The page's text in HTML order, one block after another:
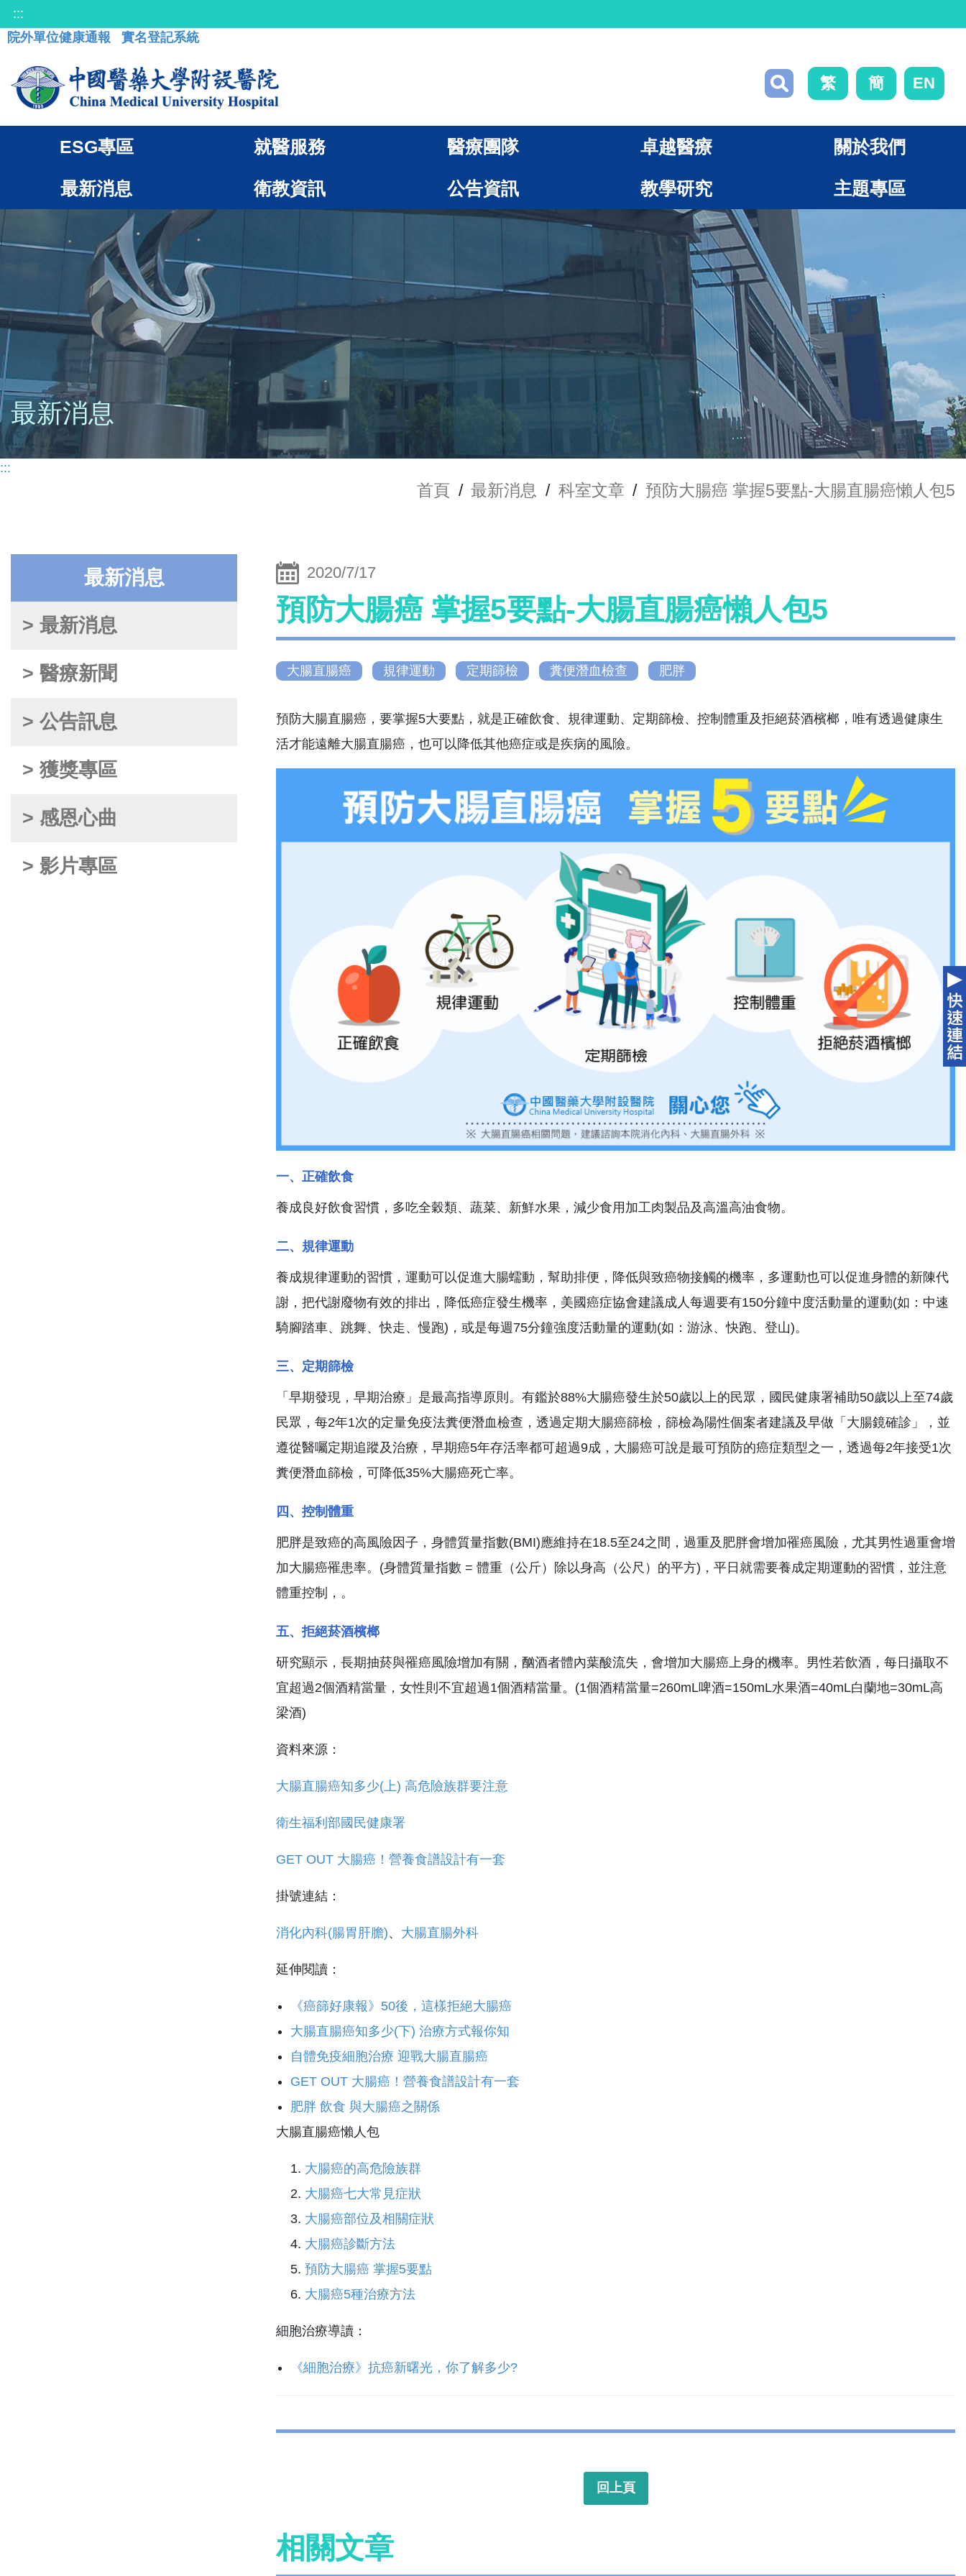
:::
院外單位健康通報
實名登記系統
繁 簡 EN
ESG專區 就醫服務 醫療團隊 卓越醫療 關於我們
最新消息 衛教資訊 公告資訊 教學研究 主題專區
最新消息
:::
首頁 / 最新消息 / 科室文章 / 預防大腸癌 掌握5要點-大腸直腸癌懶人包5
最新消息
> 最新消息
> 醫療新聞
> 公告訊息
> 獲獎專區
> 感恩心曲
> 影片專區
2020/7/17
預防大腸癌 掌握5要點-大腸直腸癌懶人包5
大腸直腸癌 規律運動 定期篩檢 糞便潛血檢查 肥胖
預防大腸直腸癌，要掌握5大要點，就是正確飲食、規律運動、定期篩檢、控制體重及拒絕菸酒檳榔，唯有透過健康生
活才能遠離大腸直腸癌，也可以降低其他癌症或是疾病的風險。
一、正確飲食
養成良好飲食習慣，多吃全穀類、蔬菜、新鮮水果，減少食用加工肉製品及高溫高油食物。
二、規律運動
養成規律運動的習慣，運動可以促進大腸蠕動，幫助排便，降低與致癌物接觸的機率，多運動也可以促進身體的新陳代
謝，把代謝廢物有效的排出，降低癌症發生機率，美國癌症協會建議成人每週要有150分鐘中度活動量的運動(如：中速
騎腳踏車、跳舞、快走、慢跑)，或是每週75分鐘強度活動量的運動(如：游泳、快跑、登山)。
三、定期篩檢
「早期發現，早期治療」是最高指導原則。有鑑於88%大腸癌發生於50歲以上的民眾，國民健康署補助50歲以上至74歲
民眾，每2年1次的定量免疫法糞便潛血檢查，透過定期大腸癌篩檢，篩檢為陽性個案者建議及早做「大腸鏡確診」，並
遵從醫囑定期追蹤及治療，早期癌5年存活率都可超過9成，大腸癌可說是最可預防的癌症類型之一，透過每2年接受1次
糞便潛血篩檢，可降低35%大腸癌死亡率。
四、控制體重
肥胖是致癌的高風險因子，身體質量指數(BMI)應維持在18.5至24之間，過重及肥胖會增加罹癌風險，尤其男性過重會增
加大腸癌罹患率。(身體質量指數 = 體重（公斤）除以身高（公尺）的平方)，平日就需要養成定期運動的習慣，並注意
體重控制，。
五、拒絕菸酒檳榔
研究顯示，長期抽菸與罹癌風險增加有關，酗酒者體內葉酸流失，會增加大腸癌上身的機率。男性若飲酒，每日攝取不
宜超過2個酒精當量，女性則不宜超過1個酒精當量。(1個酒精當量=260mL啤酒=150mL水果酒=40mL白蘭地=30mL高
梁酒)
資料來源：
大腸直腸癌知多少(上) 高危險族群要注意
衛生福利部國民健康署
GET OUT 大腸癌！營養食譜設計有一套
掛號連結：
消化內科(腸胃肝膽)、 大腸直腸外科
延伸閱讀：
《癌篩好康報》50後，這樣拒絕大腸癌
大腸直腸癌知多少(下) 治療方式報你知
自體免疫細胞治療 迎戰大腸直腸癌
GET OUT 大腸癌！營養食譜設計有一套
肥胖 飲食 與大腸癌之關係
大腸直腸癌懶人包
大腸癌的高危險族群
大腸癌七大常見症狀
大腸癌部位及相關症狀
大腸癌診斷方法
預防大腸癌 掌握5要點
大腸癌5種治療方法
細胞治療導讀：
《細胞治療》抗癌新曙光，你了解多少?
回上頁
相關文章